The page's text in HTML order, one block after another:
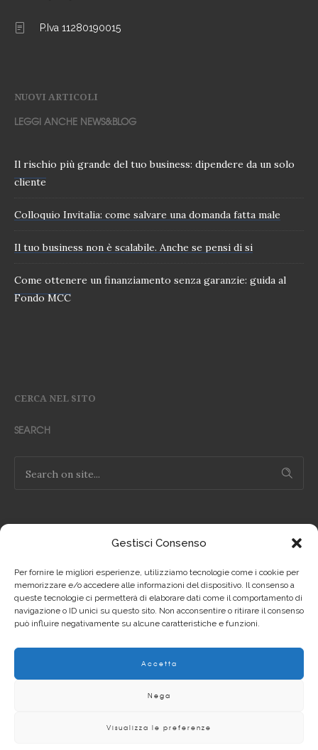
Gestisci Consenso
Per fornire le migliori esperienze, utilizziamo tecnologie come i cookie per
memorizzare e/o accedere alle informazioni del dispositivo. Il consenso a
queste tecnologie ci permetterà di elaborare dati come il comportamento di
navigazione o ID unici su questo sito. Non acconsentire o ritirare il consenso
può influire negativamente su alcune caratteristiche e funzioni.
Accetta
Nega
Visualizza le preferenze
P.Iva 11280190015
NUOVI ARTICOLI
LEGGI ANCHE NEWS&BLOG
Il rischio più grande del tuo business: dipendere da un solo
cliente
Colloquio Invitalia: come salvare una domanda fatta male
Il tuo business non è scalabile. Anche se pensi di si
Come ottenere un finanziamento senza garanzie: guida al
Fondo MCC
CERCA NEL SITO
SEARCH
Privacy Policy IT
Privacy Policy EN
Cookie Policy EN